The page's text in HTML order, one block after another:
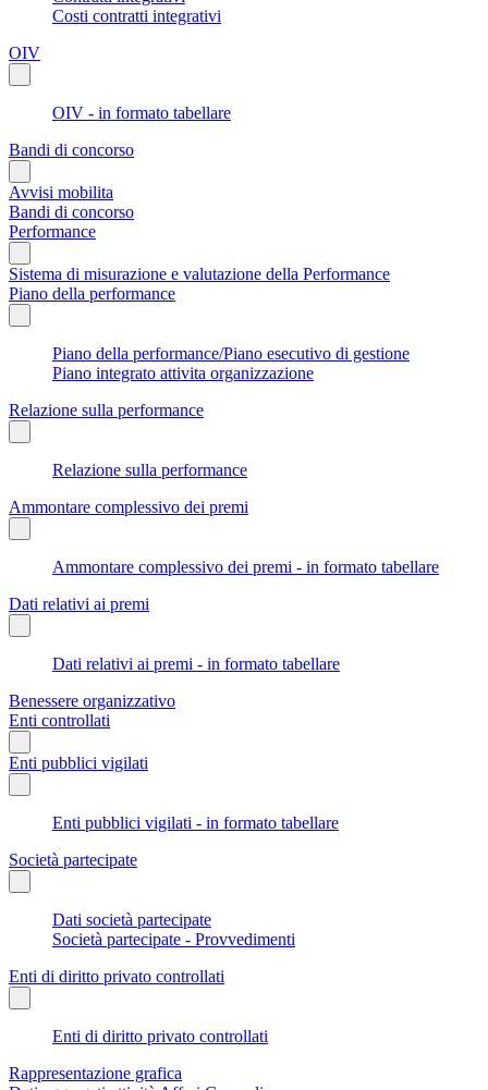
Costi contratti integrativi
OIV
OIV - in formato tabellare
Bandi di concorso
Avvisi mobilita
Bandi di concorso
Performance
Sistema di misurazione e valutazione della Performance
Piano della performance
Piano della performance/Piano esecutivo di gestione
Piano integrato attivita organizzazione
Relazione sulla performance
Relazione sulla performance
Ammontare complessivo dei premi
Ammontare complessivo dei premi - in formato tabellare
Dati relativi ai premi
Dati relativi ai premi - in formato tabellare
Benessere organizzativo
Enti controllati
Enti pubblici vigilati
Enti pubblici vigilati - in formato tabellare
Società partecipate
Dati società partecipate
Società partecipate - Provvedimenti
Enti di diritto privato controllati
Enti di diritto privato controllati
Rappresentazione grafica